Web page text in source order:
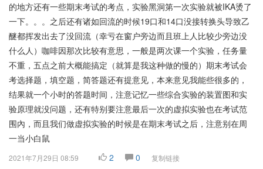
的地方还有一些期末考试的考点，实验黑洞第一次实验就被IKA烫了
一下。。。之后还有诸如回流的时候19口和14口没接转换头导致乙
醚都挥发出去了没回流（幸亏在窗户旁边而且班上人比较少旁边没
什么人）咖啡因那次比较有意思，一般是两次课一个实验，任务量
不重，五点之前大概能搞定（就算是我这种做的慢的）期末考试会
考选择题，填空题，简答题还有提意见，本来意见我能些很多的，
结果就一个小时的答题时间，注意记忆一些综合实验的装置图和实
验原理就没问题，还有特别要注意最后一次的虚拟实验也在考试范
围內，而且我们做虚拟实验的时候是在期末考试之后，注意别在周
一当小白鼠
2021年7月29日 08:59 2 0 复制链接